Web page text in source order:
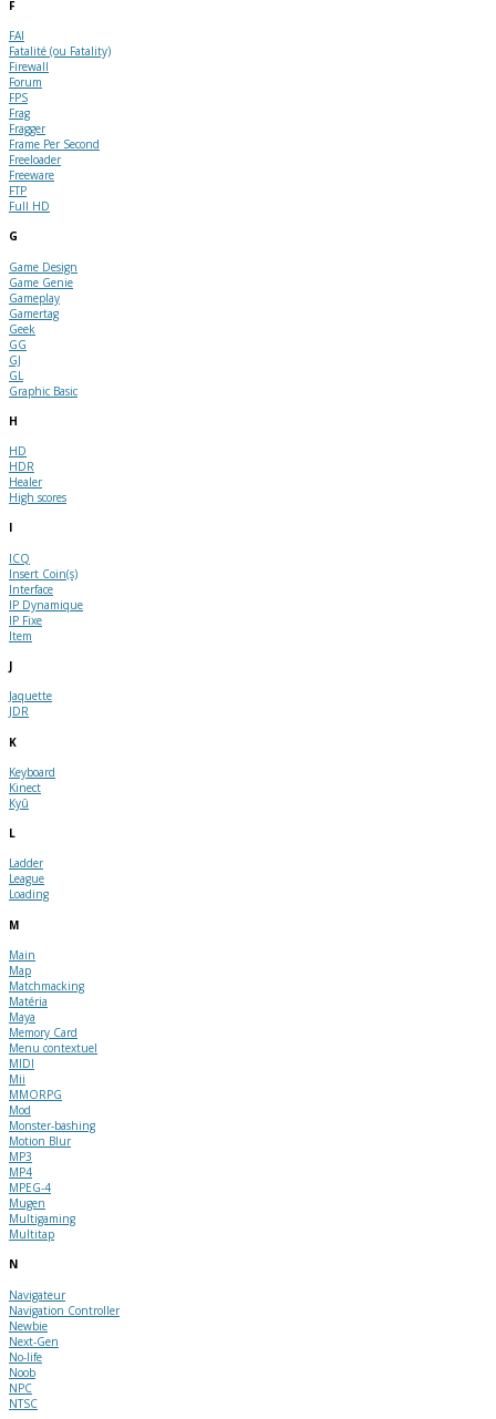
F
FAI
Fatalité (ou Fatality)
Firewall
Forum
FPS
Frag
Fragger
Frame Per Second
Freeloader
Freeware
FTP
Full HD
G
Game Design
Game Genie
Gameplay
Gamertag
Geek
GG
GJ
GL
Graphic Basic
H
HD
HDR
Healer
High scores
I
ICQ
Insert Coin(s)
Interface
IP Dynamique
IP Fixe
Item
J
Jaquette
JDR
K
Keyboard
Kinect
Kyû
L
Ladder
League
Loading
M
Main
Map
Matchmacking
Matéria
Maya
Memory Card
Menu contextuel
MIDI
Mii
MMORPG
Mod
Monster-bashing
Motion Blur
MP3
MP4
MPEG-4
Mugen
Multigaming
Multitap
N
Navigateur
Navigation Controller
Newbie
Next-Gen
No-life
Noob
NPC
NTSC